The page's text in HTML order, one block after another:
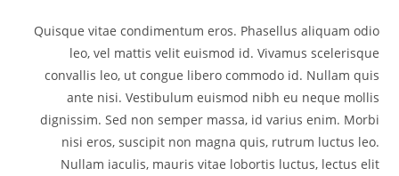
Quisque vitae condimentum eros. Phasellus aliquam odio
leo, vel mattis velit euismod id. Vivamus scelerisque
convallis leo, ut congue libero commodo id. Nullam quis
ante nisi. Vestibulum euismod nibh eu neque mollis
dignissim. Sed non semper massa, id varius enim. Morbi
nisi eros, suscipit non magna quis, rutrum luctus leo.
Nullam iaculis, mauris vitae lobortis luctus, lectus elit